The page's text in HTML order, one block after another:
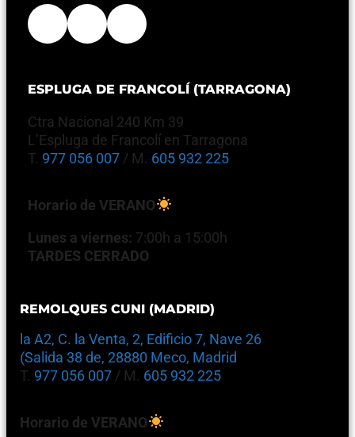
ESPLUGA DE FRANCOLÍ (TARRAGONA)
Ctra Nacional 240 Km 39
L’Espluga de Francolí en Tarragona
T. 977 056 007 / M. 605 932 225
Horario de VERANO
Lunes a viernes: 7:00h a 15:00h
TARDES CERRADO
REMOLQUES CUNI (MADRID)
la A2, C. la Venta, 2, Edificio 7, Nave 26
(Salida 38 de, 28880 Meco, Madrid
T. 977 056 007 / M. 605 932 225
Horario de VERANO